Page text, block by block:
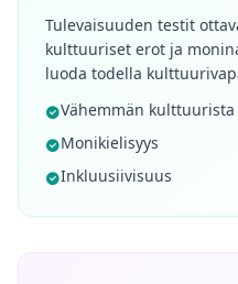
Tulevaisuuden testit
kulttuuriset erot ja
luoda todella
Vähemmän kulttuurista
Monikielisyys
Inkluusiivisuus